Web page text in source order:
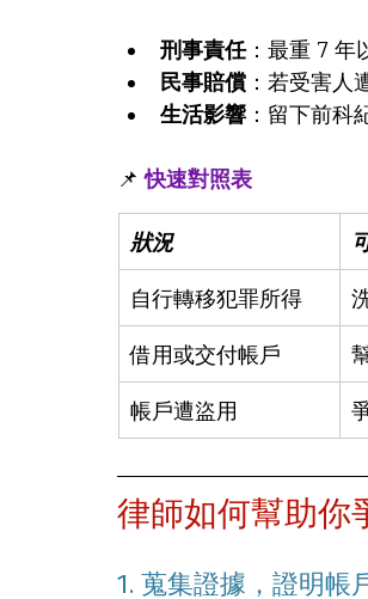
刑事責任：最重 7 年
民事賠償 ：若受害人
生活影響 ：留下前科
📌 快速對照表
狀況
自行轉移犯罪所得
借用或交付帳戶
帳戶遭盜用
律師如何幫助你
1. 蒐集證據，證明帳